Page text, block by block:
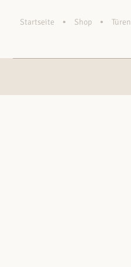
Startseite • Shop • Türen